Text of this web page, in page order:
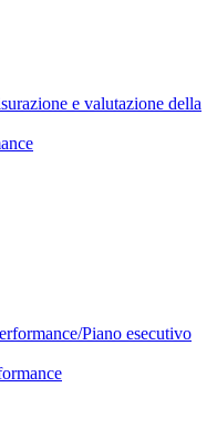
e valutazione della
Piano esecutivo